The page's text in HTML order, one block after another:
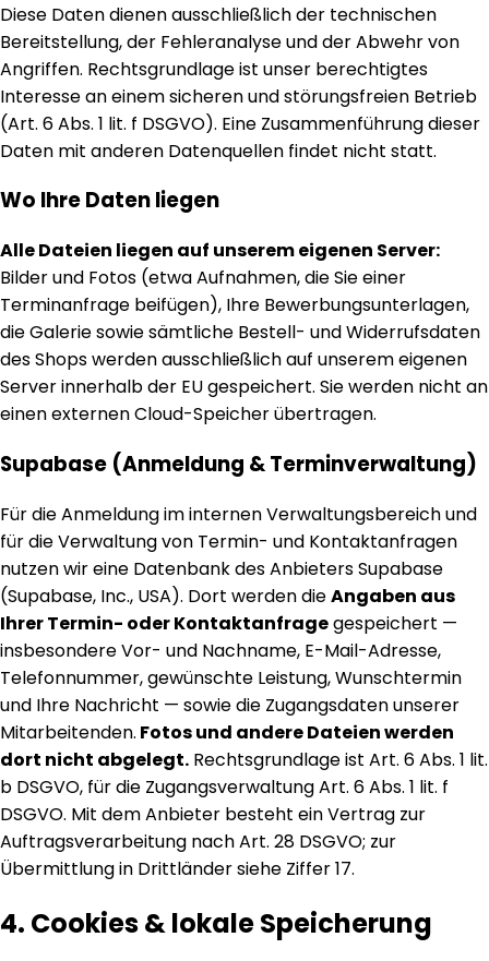
Diese Daten dienen ausschließlich der technischen
Bereitstellung, der Fehleranalyse und der Abwehr von
Angriffen. Rechtsgrundlage ist unser berechtigtes
Interesse an einem sicheren und störungsfreien Betrieb
(Art. 6 Abs. 1 lit. f DSGVO). Eine Zusammenführung dieser
Daten mit anderen Datenquellen findet nicht statt.
Wo Ihre Daten liegen
Alle Dateien liegen auf unserem eigenen Server:
Bilder und Fotos (etwa Aufnahmen, die Sie einer
Terminanfrage beifügen), Ihre Bewerbungsunterlagen,
die Galerie sowie sämtliche Bestell- und Widerrufsdaten
des Shops werden ausschließlich auf unserem eigenen
Server innerhalb der EU gespeichert. Sie werden nicht an
einen externen Cloud-Speicher übertragen.
Supabase (Anmeldung & Terminverwaltung)
Für die Anmeldung im internen Verwaltungsbereich und
für die Verwaltung von Termin- und Kontaktanfragen
nutzen wir eine Datenbank des Anbieters Supabase
(Supabase, Inc., USA). Dort werden dieAngaben aus
Ihrer Termin- oder Kontaktanfragegespeichert —
insbesondere Vor- und Nachname, E-Mail-Adresse,
Telefonnummer, gewünschte Leistung, Wunschtermin
und Ihre Nachricht — sowie die Zugangsdaten unserer
Mitarbeitenden. Fotos und andere Dateien werden
dort nicht abgelegt. Rechtsgrundlage ist Art. 6 Abs. 1 lit.
b DSGVO, für die Zugangsverwaltung Art. 6 Abs. 1 lit. f
DSGVO. Mit dem Anbieter besteht ein Vertrag zur
Auftragsverarbeitung nach Art. 28 DSGVO; zur
Übermittlung in Drittländer siehe Ziffer 17.
4. Cookies & lokale Speicherung